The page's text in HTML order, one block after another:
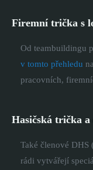
Firemní trička s
Od teambuildingu
v tomto přehledu
pracovních,
Hasičská trička
Také členové DHS
rádi vytvářejí